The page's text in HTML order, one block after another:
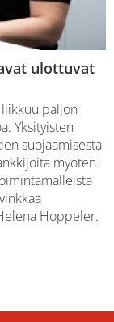
ulottuvat
paljon
Yksityisten
suojaamisesta
myöten.
Hoppeler.